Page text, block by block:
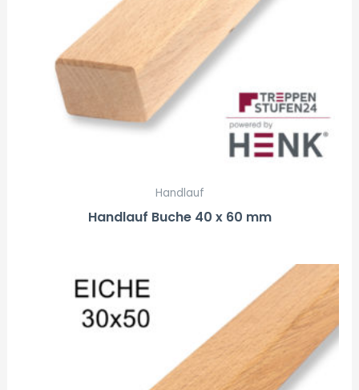
Handlauf
Handlauf Buche 40 x 60 mm